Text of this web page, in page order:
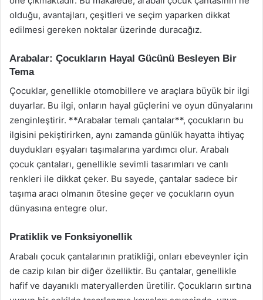
olduğu, avantajları, çeşitleri ve seçim yaparken dikkat
edilmesi gereken noktalar üzerinde duracağız.
Arabalar: Çocukların Hayal Gücünü Besleyen Bir
Tema
Çocuklar, genellikle otomobillere ve araçlara büyük bir ilgi
duyarlar. Bu ilgi, onların hayal güçlerini ve oyun dünyalarını
zenginleştirir. **Arabalar temalı çantalar**, çocukların bu
ilgisini pekiştirirken, aynı zamanda günlük hayatta ihtiyaç
duydukları eşyaları taşımalarına yardımcı olur. Arabalı
çocuk çantaları, genellikle sevimli tasarımları ve canlı
renkleri ile dikkat çeker. Bu sayede, çantalar sadece bir
taşıma aracı olmanın ötesine geçer ve çocukların oyun
dünyasına entegre olur.
Pratiklik ve Fonksiyonellik
Arabalı çocuk çantalarının pratikliği, onları ebeveynler için
de cazip kılan bir diğer özelliktir. Bu çantalar, genellikle
hafif ve dayanıklı materyallerden üretilir. Çocukların sırtına